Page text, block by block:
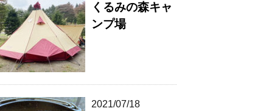
くるみの森キャ
ンプ場
2021/07/18